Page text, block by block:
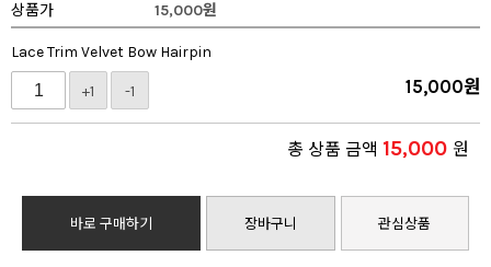
상품가
15,000원
Lace Trim Velvet Bow Hairpin
+1 -1 15,000원
총 상품 금액 15,000 원
바로 구매하기 장바구니 관심상품